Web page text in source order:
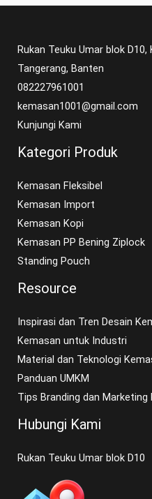
Rukan Teuku Umar blok
Tangerang, Banten
082227961001
kemasan1001@gmail.com
Kunjungi Kami
Kategori Produk
Kemasan Fleksibel
Kemasan Import
Kemasan Kopi
Kemasan PP Bening Ziplock
Standing Pouch
Resource
Inspirasi dan Tren Desain
Kemasan untuk Industri
Material dan Teknologi
Panduan UMKM
Tips Branding dan Marketing
Hubungi Kami
Rukan Teuku Umar blok D10